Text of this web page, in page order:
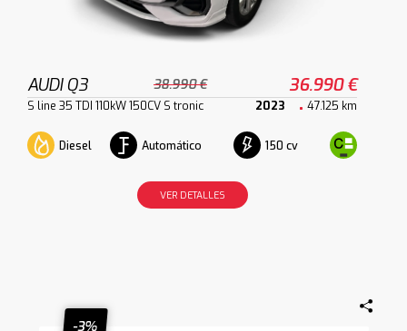
AUDI Q3 38.990 € 36.990 €
S line 35 TDI 110kW 150CV S tronic 2023 47.125 km
Diesel Automático 150 cv
VER DETALLES
-3%